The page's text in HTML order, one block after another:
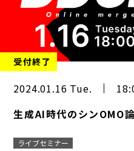
受付終了
2024.01.16 Tue.
生成AI時代のシンOMO論
ライブセミナー